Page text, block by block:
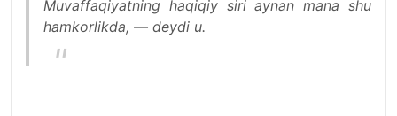
Muvaffaqiyatning haqiqiy siri aynan mana shu
hamkorlikda, — deydi u.